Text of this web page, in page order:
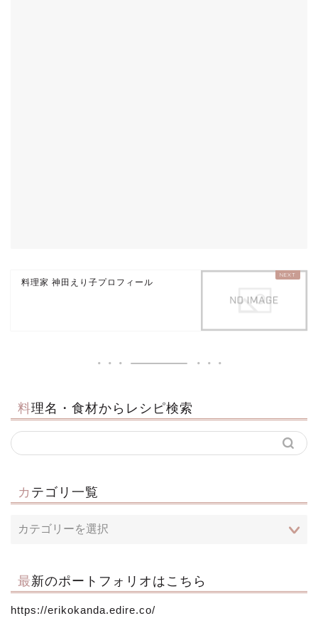
料理家 神田えり子プロフィール
料理名・食材からレシピ検索
カテゴリ一覧
最新のポートフォリオはこちら
https://erikokanda.edire.co/